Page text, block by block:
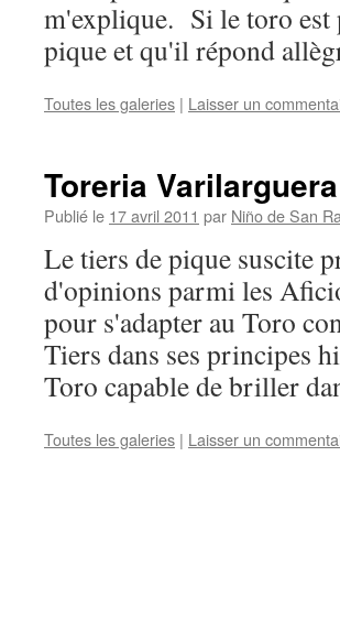
m'explique. Si le toro est
pique et qu'il répond
Toutes les galeries | Laisser un
Toreria Varilarguera
Publié le 17 avril 2011 par Niño de San
Le tiers de pique suscite
d'opinions parmi les
pour s'adapter au Toro
Tiers dans ses principes
Toro capable de briller
Toutes les galeries | Laisser un